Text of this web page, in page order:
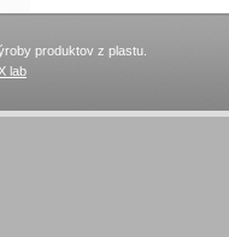
produktov z plastu.
lab